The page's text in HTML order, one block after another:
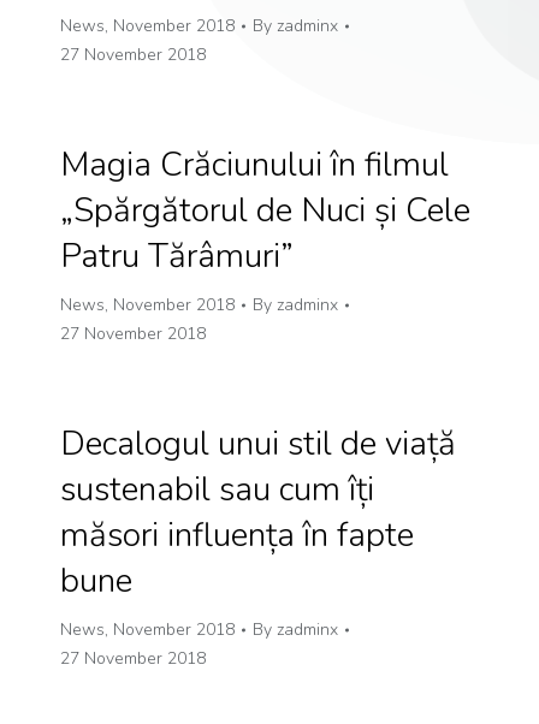
News, November 2018 By zadminx
27 November 2018
Magia Crăciunului în filmul
„Spărgătorul de Nuci și Cele
Patru Tărâmuri”
News, November 2018 By zadminx
27 November 2018
Decalogul unui stil de viață
sustenabil sau cum îți
măsori influența în fapte
bune
News, November 2018 By zadminx
27 November 2018